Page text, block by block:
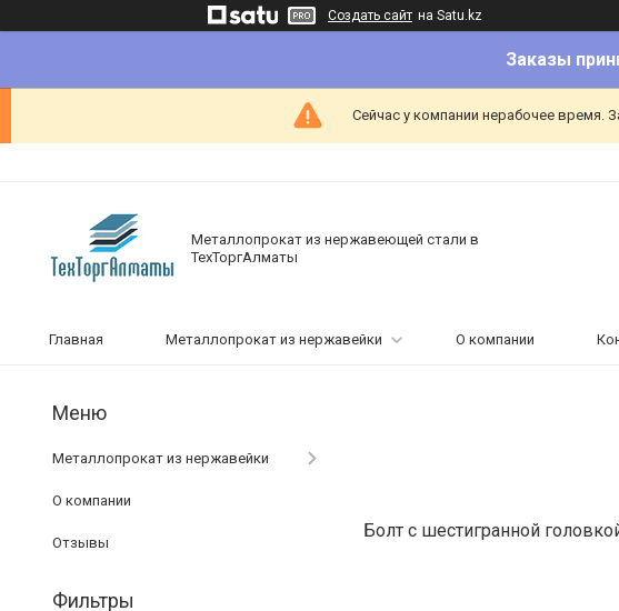
Создать сайт на Satu.kz
Заказы
Сейчас у компании нерабочее время.
Металлопрокат из нержавеющей стали в
ТехТоргАлматы
Главная Металлопрокат из нержавейки О компании
Болт с шестигранной
Металлопрокат из нержавейки
О компании
Отзывы
Фильтры